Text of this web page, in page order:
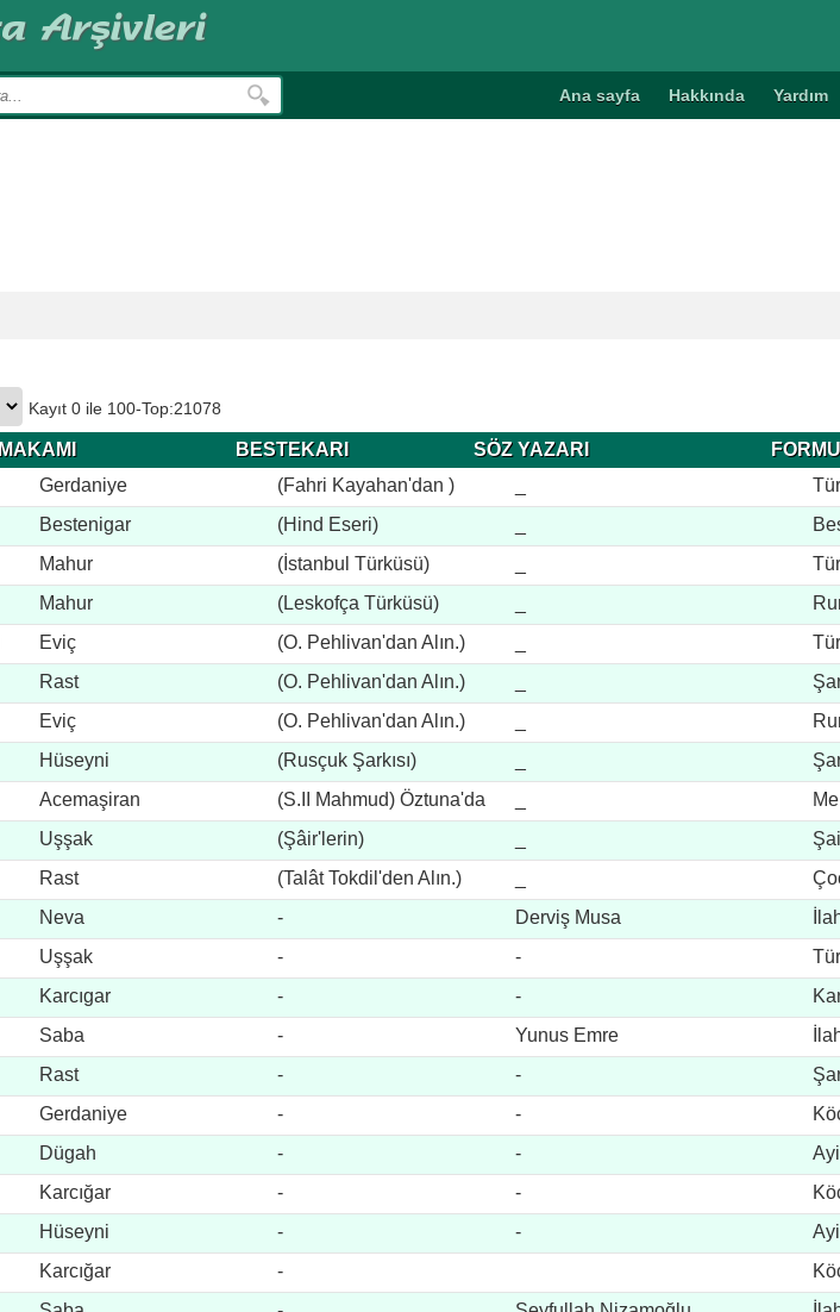
Ana sayfa Hakkında Yardım
Kayıt 0 ile 100-Top:21078
MAKAMI BESTEKARI SÖZ YAZARI
FORMU
Gerdaniye (Fahri Kayahan'dan )
Bestenigar (Hind Eseri)
Mahur (İstanbul Türküsü)
Mahur (Leskofça Türküsü)
Eviç (O. Pehlivan'dan Alın.)
Rast (O. Pehlivan'dan Alın.)
Eviç (O. Pehlivan'dan Alın.)
Hüseyni (Rusçuk Şarkısı)
Acemaşiran (S.II Mahmud) Öztuna'da
Uşşak (Şâir'lerin)
Rast (Talât Tokdil'den Alın.)
Neva - Derviş Musa
Uşşak - -
Karcıgar - -
Saba - Yunus Emre
Rast - -
Gerdaniye - -
Dügah - -
Karcığar - -
Hüseyni - -
Karcığar -